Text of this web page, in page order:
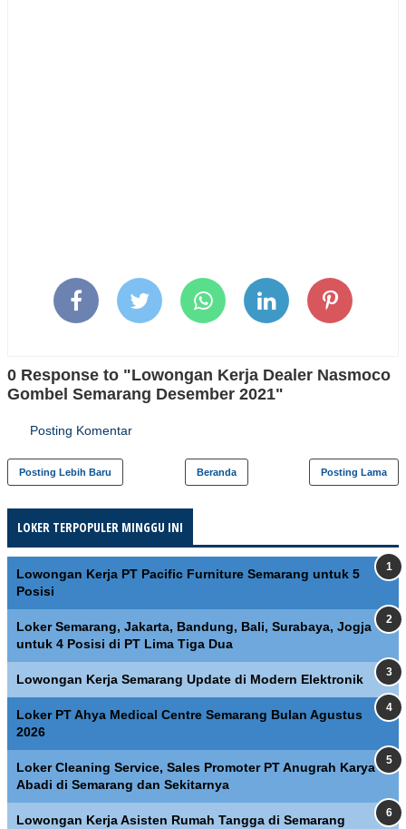
0 Response to "Lowongan Kerja Dealer Nasmoco
Gombel Semarang Desember 2021"
Posting Komentar
Posting Lebih Baru Posting Lama
Beranda
LOKER TERPOPULER MINGGU INI
Lowongan Kerja PT Pacific Furniture Semarang untuk 5
Posisi
Loker Semarang, Jakarta, Bandung, Bali, Surabaya, Jogja
untuk 4 Posisi di PT Lima Tiga Dua
Lowongan Kerja Semarang Update di Modern Elektronik
Loker PT Ahya Medical Centre Semarang Bulan Agustus
2026
Loker Cleaning Service, Sales Promoter PT Anugrah Karya
Abadi di Semarang dan Sekitarnya
Lowongan Kerja Asisten Rumah Tangga di Semarang